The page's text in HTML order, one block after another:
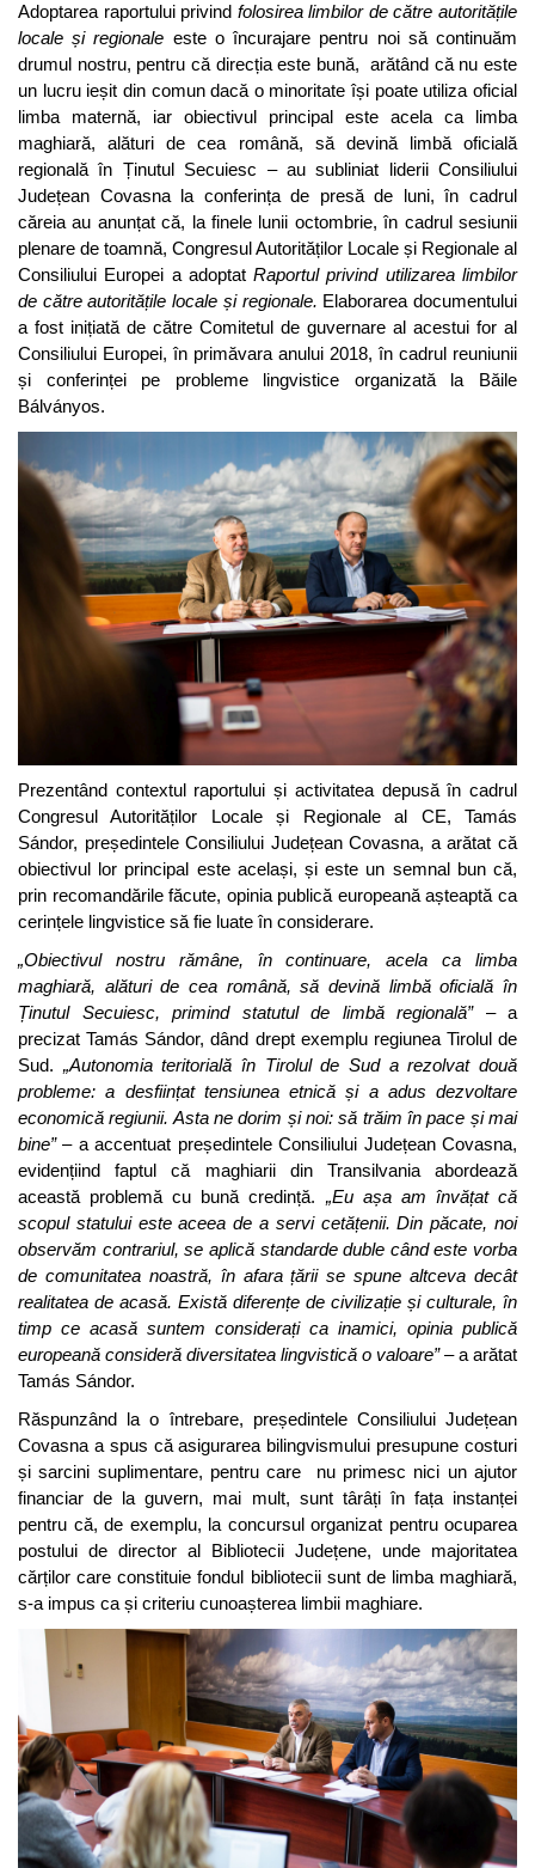
Adoptarea raportului privind folosirea limbilor de către autoritățile
locale și regionale este o încurajare pentru noi să continuăm
drumul nostru, pentru că direcția este bună, arătând că nu este
un lucru ieșit din comun dacă o minoritate își poate utiliza oficial
limba maternă, iar obiectivul principal este acela ca limba
maghiară, alături de cea română, să devină limbă oficială
regională în Ținutul Secuiesc – au subliniat liderii Consiliului
Județean Covasna la conferința de presă de luni, în cadrul
căreia au anunțat că, la finele lunii octombrie, în cadrul sesiunii
plenare de toamnă, Congresul Autorităților Locale și Regionale al
Consiliului Europei a adoptatRaportul privind utilizarea limbilor
de către autoritățile locale și regionale. Elaborarea documentului
a fost inițiată de către Comitetul de guvernare al acestui for al
Consiliului Europei, în primăvara anului 2018, în cadrul reuniunii
și conferinței pe probleme lingvistice organizată la Băile
Bálványos.
Prezentând contextul raportului și activitatea depusă în cadrul
Congresul Autorităților Locale și Regionale al CE, Tamás
Sándor, președintele Consiliului Județean Covasna, a arătat că
obiectivul lor principal este același, și este un semnal bun că,
prin recomandările făcute, opinia publică europeană așteaptă ca
cerințele lingvistice să fie luate în considerare.
„Obiectivul nostru rămâne, în continuare, acela ca limba
maghiară, alături de cea română, să devină limbă oficială în
Ținutul Secuiesc, primind statutul de limbă regională”– a
precizat Tamás Sándor, dând drept exemplu regiunea Tirolul de
Sud. „Autonomia teritorială în Tirolul de Sud a rezolvat două
probleme: a desființat tensiunea etnică și a adus dezvoltare
economică regiunii. Asta ne dorim și noi: să trăim în pace și mai
bine”– a accentuat președintele Consiliului Județean Covasna,
evidențiind faptul că maghiarii din Transilvania abordează
această problemă cu bună credință. „Eu așa am învățat că
scopul statului este aceea de a servi cetățenii. Din păcate, noi
observăm contrariul, se aplică standarde duble când este vorba
de comunitatea noastră, în afara țării se spune altceva decât
realitatea de acasă. Există diferențe de civilizație și culturale, în
timp ce acasă suntem considerați ca inamici, opinia publică
europeană consideră diversitatea lingvistică o valoare”– a arătat
Tamás Sándor.
Răspunzând la o întrebare, președintele Consiliului Județean
Covasna a spus că asigurarea bilingvismului presupune costuri
și sarcini suplimentare, pentru care nu primesc nici un ajutor
financiar de la guvern, mai mult, sunt târâți în fața instanței
pentru că, de exemplu, la concursul organizat pentru ocuparea
postului de director al Bibliotecii Județene, unde majoritatea
cărților care constituie fondul bibliotecii sunt de limba maghiară,
s-a impus ca și criteriu cunoașterea limbii maghiare.